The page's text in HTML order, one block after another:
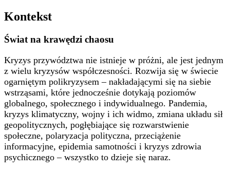
Kontekst
Świat na krawędzi chaosu
Kryzys przywództwa nie istnieje w próżni, ale jest jednym
z wielu kryzysów współczesności. Rozwija się w świecie
ogarniętym polikryzysem – nakładającymi się na siebie
wstrząsami, które jednocześnie dotykają poziomów
globalnego, społecznego i indywidualnego. Pandemia,
kryzys klimatyczny, wojny i ich widmo, zmiana układu sił
geopolitycznych, pogłębiające się rozwarstwienie
społeczne, polaryzacja polityczna, przeciążenie
informacyjne, epidemia samotności i kryzys zdrowia
psychicznego – wszystko to dzieje się naraz.